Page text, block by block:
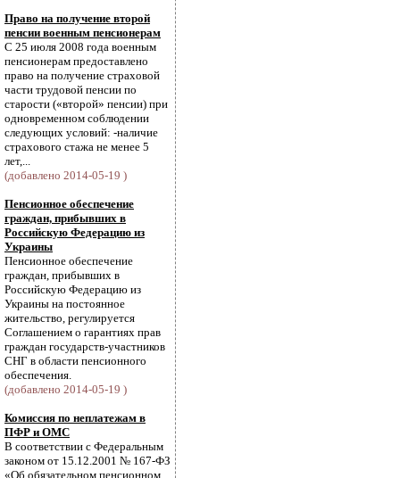
Право на получение второй
пенсии военным пенсионерам
С 25 июля 2008 года военным
пенсионерам предоставлено
право на получение страховой
части трудовой пенсии по
старости («второй» пенсии) при
одновременном соблюдении
следующих условий: -наличие
страхового стажа не менее 5
лет,...
(добавлено 2014-05-19 )
Пенсионное обеспечение
граждан, прибывших в
Российскую Федерацию из
Украины
Пенсионное обеспечение
граждан, прибывших в
Российскую Федерацию из
Украины на постоянное
жительство, регулируется
Соглашением о гарантиях прав
граждан государств-участников
СНГ в области пенсионного
обеспечения.
(добавлено 2014-05-19 )
Комиссия по неплатежам в
ПФР и ОМС
В соответствии с Федеральным
законом от 15.12.2001 № 167-ФЗ
«Об обязательном пенсионном